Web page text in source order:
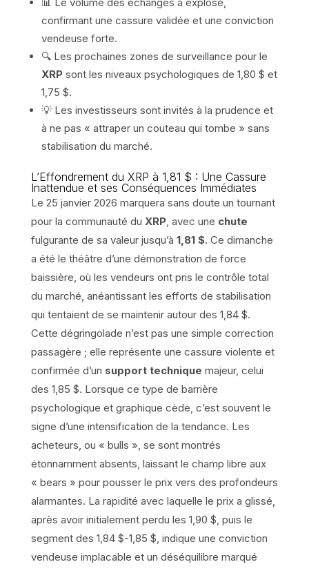
📊 Le volume des échanges a explosé,
confirmant une cassure validée et une conviction
vendeuse forte.
🔍 Les prochaines zones de surveillance pour le
XRPsont les niveaux psychologiques de 1,80 $ et
1,75 $.
💡 Les investisseurs sont invités à la prudence et
à ne pas « attraper un couteau qui tombe » sans
stabilisation du marché.
L’Effondrement du XRP à 1,81 $ : Une Cassure
Inattendue et ses Conséquences Immédiates
Le 25 janvier 2026 marquera sans doute un tournant
pour la communauté du XRP, avec une chute
fulgurante de sa valeur jusqu’à 1,81 $. Ce dimanche
a été le théâtre d’une démonstration de force
baissière, où les vendeurs ont pris le contrôle total
du marché, anéantissant les efforts de stabilisation
qui tentaient de se maintenir autour des 1,84 $.
Cette dégringolade n’est pas une simple correction
passagère ; elle représente une cassure violente et
confirmée d’un support technique majeur, celui
des 1,85 $. Lorsque ce type de barrière
psychologique et graphique cède, c’est souvent le
signe d’une intensification de la tendance. Les
acheteurs, ou « bulls », se sont montrés
étonnamment absents, laissant le champ libre aux
« bears » pour pousser le prix vers des profondeurs
alarmantes. La rapidité avec laquelle le prix a glissé,
après avoir initialement perdu les 1,90 $, puis le
segment des 1,84 $-1,85 $, indique une conviction
vendeuse implacable et un déséquilibre marqué